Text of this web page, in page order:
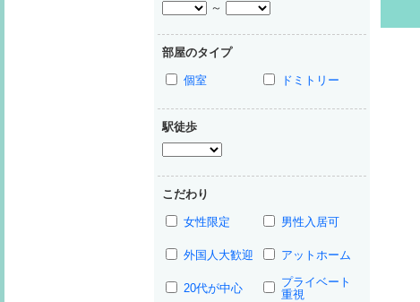
～
部屋のタイプ
個室 ドミトリー
駅徒歩
こだわり
女性限定 男性入居可
外国人大歓迎 アットホーム
20代が中心
プライベート
重視